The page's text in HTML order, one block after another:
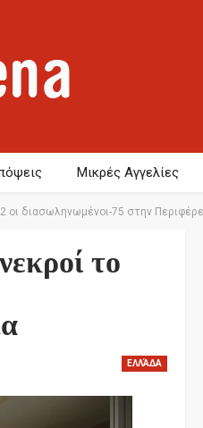
Μικρές Αγγελίες
οι διασωληνωμένοι-75 στην
το
ΕΛΛΆΔΑ